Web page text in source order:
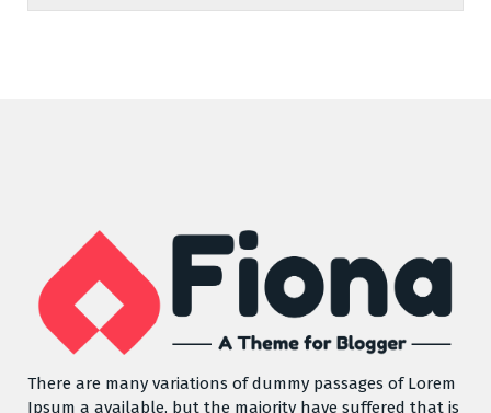
There are many variations of dummy passages of Lorem
Ipsum a available, but the majority have suffered that is